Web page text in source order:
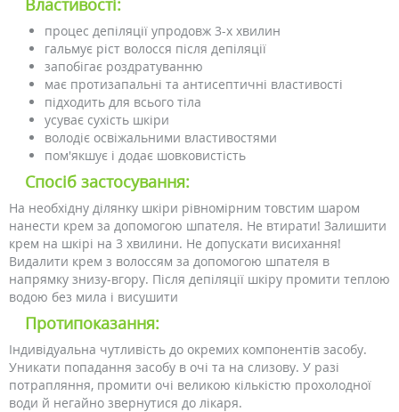
Властивості:
процес депіляції упродовж 3-х хвилин
гальмує ріст волосся після депіляції
запобігає роздратуванню
має протизапальні та антисептичні властивості
підходить для всього тіла
усуває сухість шкіри
володіє освіжальними властивостями
пом'якшує і додає шовковистість
Спосіб застосування:
На необхідну ділянку шкіри рівномірним товстим шаром
нанести крем за допомогою шпателя. Не втирати! Залишити
крем на шкірі на 3 хвилини. Не допускати висихання!
Видалити крем з волоссям за допомогою шпателя в
напрямку знизу-вгору. Після депіляції шкіру промити теплою
водою без мила і висушити
Протипоказання:
Індивідуальна чутливість до окремих компонентів засобу.
Уникати попадання засобу в очі та на слизову. У разі
потрапляння, промити очі великою кількістю прохолодної
води й негайно звернутися до лікаря.